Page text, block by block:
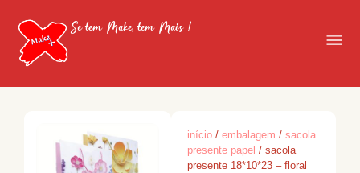
Se tem Make, tem Mais !
início /embalagem /sacola
presente papel / sacola
presente 18*10*23 – floral